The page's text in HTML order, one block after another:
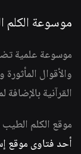
موسوعة الكلم
موسوعة علمية
والأقوال
القرآنية
موقع الكلم
أحد فتاوى موقع